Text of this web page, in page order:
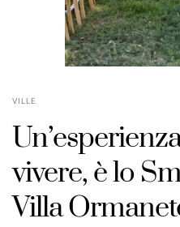
VILLE
vivere, è lo
Villa